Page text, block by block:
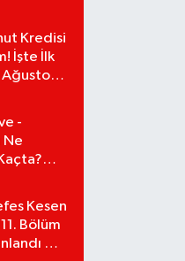
Kredisi
İşte İlk
Ağustos
-
Ne
Kesen
Bölüm
Mı?